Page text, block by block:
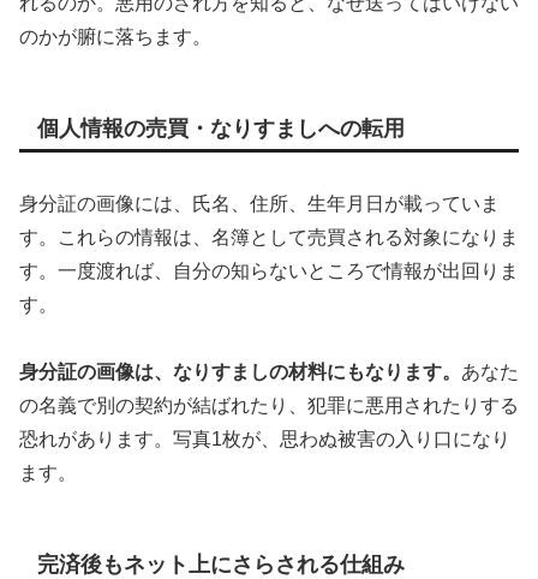
のかが腑に落ちます。
個人情報の売買・なりすましへの転用
身分証の画像には、氏名、住所、生年月日が載っていま
す。これらの情報は、名簿として売買される対象になりま
す。一度渡れば、自分の知らないところで情報が出回りま
す。
身分証の画像は、なりすましの材料にもなります。 あなた
の名義で別の契約が結ばれたり、犯罪に悪用されたりする
恐れがあります。写真1枚が、思わぬ被害の入り口になり
ます。
完済後もネット上にさらされる仕組み